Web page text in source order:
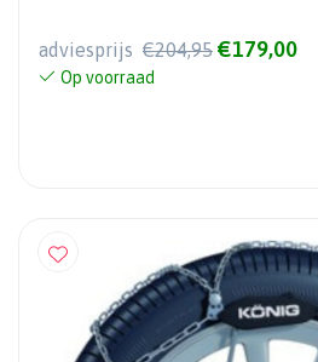
adviesprijs €204,95 €179,00
Op voorraad